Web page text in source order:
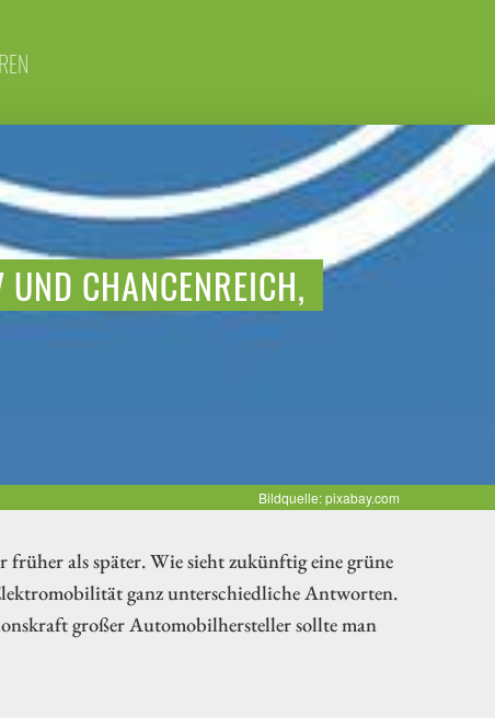
CHANCENREICH,
Bildquelle: pixabay.com
als später. Wie sieht zukünftig eine grüne
ganz unterschiedliche Antworten.
großer Automobilhersteller sollte man